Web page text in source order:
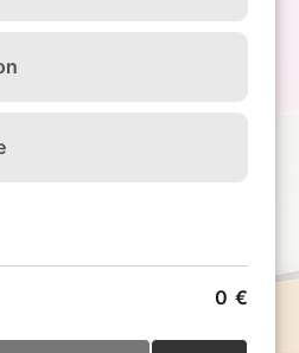
deux premières, à la
dernières, en passant par